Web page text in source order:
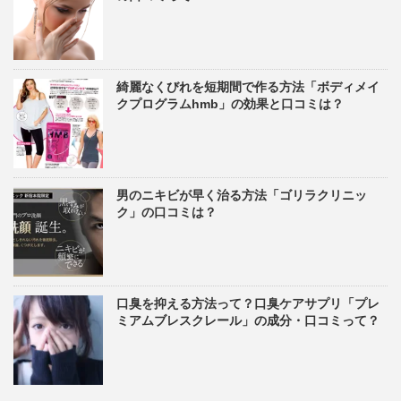
綺麗なくびれを短期間で作る方法「ボディメイ
クプログラムhmb」の効果と口コミは？
男のニキビが早く治る方法「ゴリラクリニッ
ク」の口コミは？
口臭を抑える方法って？口臭ケアサプリ「プレ
ミアムブレスクレール」の成分・口コミって？